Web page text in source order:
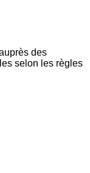
des
selon les règles